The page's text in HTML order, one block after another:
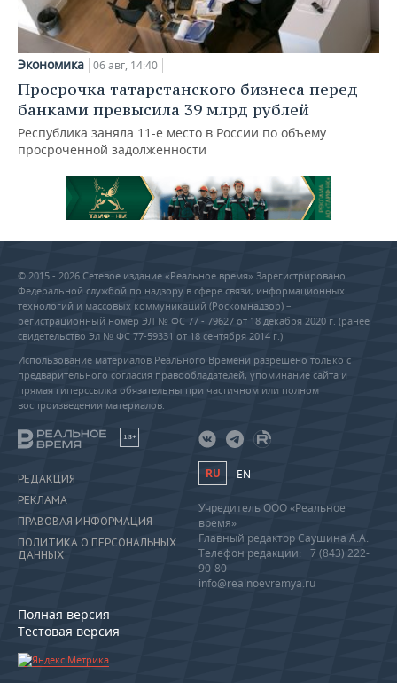
Экономика 06 авг, 14:40
Просрочка татарстанского бизнеса перед
банками превысила 39 млрд рублей
Республика заняла 11-е место в России по объему
просроченной задолженности
© 2015 - 2026 Сетевое издание «Реальное время» Зарегистрировано
Федеральной службой по надзору в сфере связи, информационных
технологий и массовых коммуникаций (Роскомнадзор) –
регистрационный номер ЭЛ № ФС 77 - 79627 от 18 декабря 2020 г. (ранее
свидетельство Эл № ФС 77-59331 от 18 сентября 2014 г.)
Использование материалов Реального Времени разрешено только с
предварительного согласия правообладателей, упоминание сайта и
прямая гиперссылка обязательны при частичном или полном
воспроизведении материалов.
18+
РЕДАКЦИЯ
РЕКЛАМА
ПРАВОВАЯ ИНФОРМАЦИЯ
ПОЛИТИКА О ПЕРСОНАЛЬНЫХ
ДАННЫХ
Полная версия
Тестовая версия
RU EN
Учредитель ООО «Реальное
время»
Главный редактор Саушина А.А.
Телефон редакции: +7 (843) 222-
90-80
info@realnoevremya.ru